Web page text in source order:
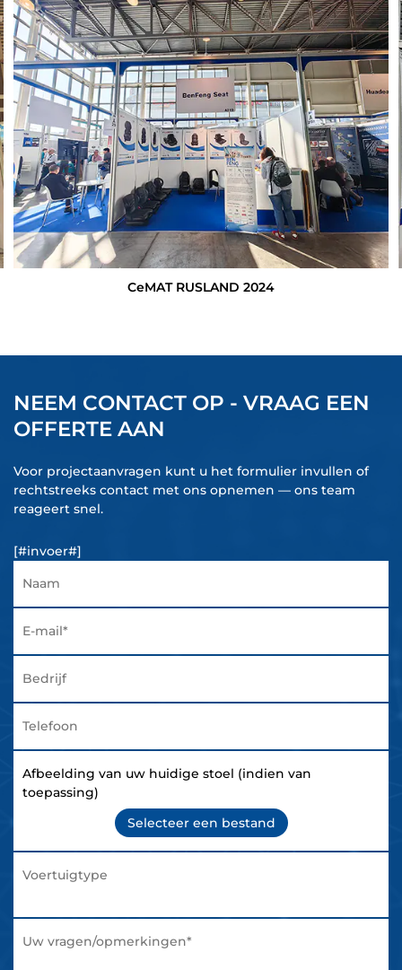
CeMAT RUSLAND 2024
NEEM CONTACT OP - VRAAG EEN
OFFERTE AAN
Voor projectaanvragen kunt u het formulier invullen of
rechtstreeks contact met ons opnemen — ons team
reageert snel.
[#invoer#]
Afbeelding van uw huidige stoel (indien van
toepassing)
Selecteer een bestand